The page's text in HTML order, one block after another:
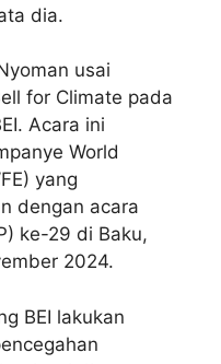
dia.
usai
for Climate pada
Acara ini
World
yang
dengan acara
ke-29 di Baku,
2024.
BEI lakukan